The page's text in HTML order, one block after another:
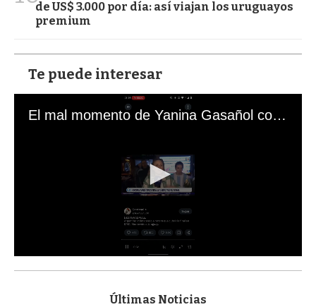
de US$ 3.000 por día: así viajan los uruguayos
premium
Te puede interesar
El mal momento de Yanina Gasañol con un hincha argentino en "Subrayado"
s
Últimas Noticias